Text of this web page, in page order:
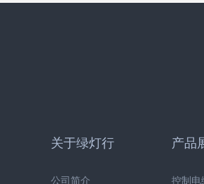
关于绿灯行
公司简介
产品
控制电